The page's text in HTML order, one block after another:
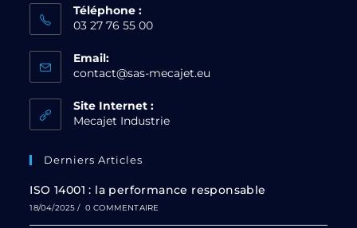
Téléphone :
03 27 76 55 00
Email:
contact@sas-mecajet.eu
Site Internet :
Mecajet Industrie
Derniers Articles
ISO 14001 : la performance responsable
18/04/2025 / 0 COMMENTAIRE